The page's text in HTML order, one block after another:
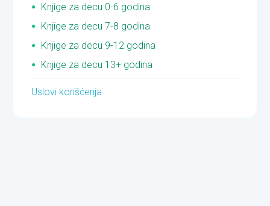
Knjige za decu 0-6 godina
Knjige za decu 7-8 godina
Knjige za decu 9-12 godina
Knjige za decu 13+ godina
Uslovi korišćenja